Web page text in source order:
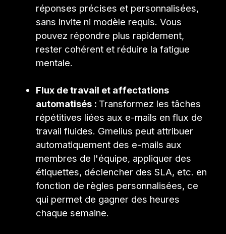
réponses précises et personnalisées,
sans invite ni modèle requis. Vous
pouvez répondre plus rapidement,
rester cohérent et réduire la fatigue
mentale.
Flux de travail et affectations
automatisés : Transformez les tâches
répétitives liées aux e-mails en flux de
travail fluides. Gmelius peut attribuer
automatiquement des e-mails aux
membres de l'équipe, appliquer des
étiquettes, déclencher des SLA, etc. en
fonction de règles personnalisées, ce
qui permet de gagner des heures
chaque semaine.